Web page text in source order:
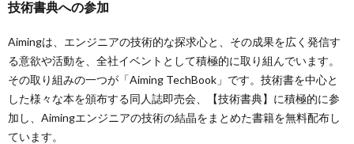
技術書典への参加
Aimingは、エンジニアの技術的な探求心と、その成果を広く発信す
る意欲や活動を、全社イベントとして積極的に取り組んでいます。
その取り組みの一つが「Aiming TechBook」です。技術書を中心と
した様々な本を頒布する同人誌即売会、【技術書典】に積極的に参
加し、Aimingエンジニアの技術の結晶をまとめた書籍を無料配布し
ています。